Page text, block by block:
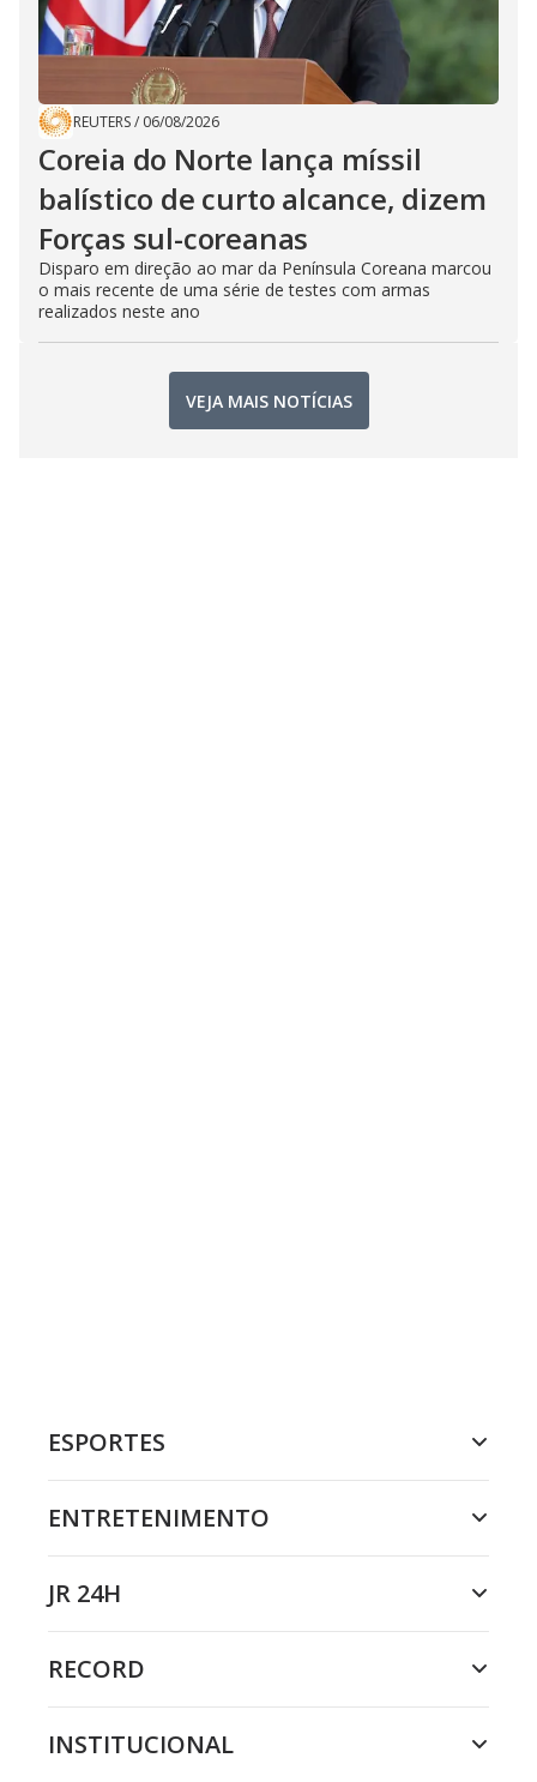
REUTERS/ 06/08/2026
Coreia do Norte lança míssil
balístico de curto alcance, dizem
Forças sul-coreanas
Disparo em direção ao mar da Península Coreana marcou
o mais recente de uma série de testes com armas
realizados neste ano
VEJA MAIS NOTÍCIAS
ESPORTES
ENTRETENIMENTO
JR 24H
RECORD
INSTITUCIONAL